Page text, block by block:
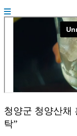
청양군 청양산채
탁”